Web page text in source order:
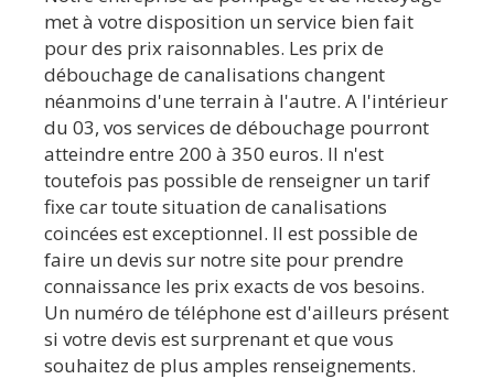
met à votre disposition un service bien fait
pour des prix raisonnables. Les prix de
débouchage de canalisations changent
néanmoins d'une terrain à l'autre. A l'intérieur
du 03, vos services de débouchage pourront
atteindre entre 200 à 350 euros. Il n'est
toutefois pas possible de renseigner un tarif
fixe car toute situation de canalisations
coincées est exceptionnel. Il est possible de
faire un devis sur notre site pour prendre
connaissance les prix exacts de vos besoins.
Un numéro de téléphone est d'ailleurs présent
si votre devis est surprenant et que vous
souhaitez de plus amples renseignements.